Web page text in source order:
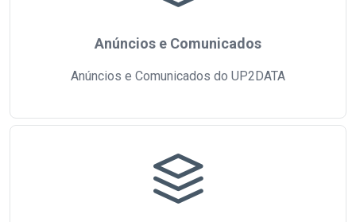
Anúncios e Comunicados
Anúncios e Comunicados do UP2DATA